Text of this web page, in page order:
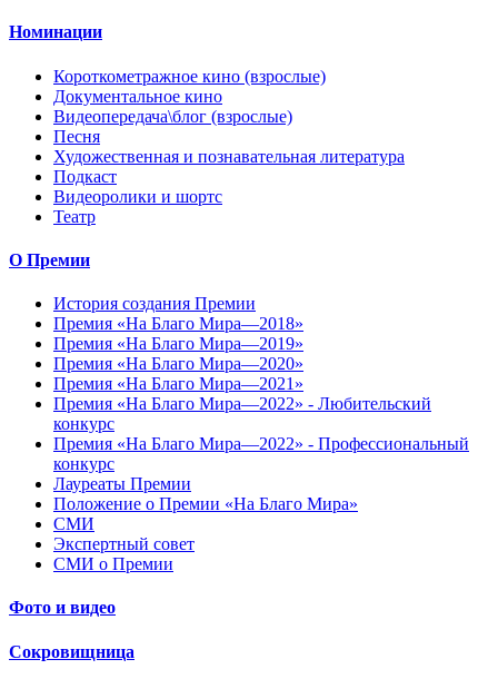
Номинации
Короткометражное кино (взрослые)
Документальное кино
Видеопередача\блог (взрослые)
Песня
Художественная и познавательная литература
Подкаст
Видеоролики и шортс
Театр
О Премии
История создания Премии
Премия «На Благо Мира—2018»
Премия «На Благо Мира—2019»
Премия «На Благо Мира—2020»
Премия «На Благо Мира—2021»
Премия «На Благо Мира—2022» - Любительский
конкурс
Премия «На Благо Мира—2022» - Профессиональный
конкурс
Лауреаты Премии
Положение о Премии «На Благо Мира»
СМИ
Экспертный совет
СМИ о Премии
Фото и видео
Сокровищница